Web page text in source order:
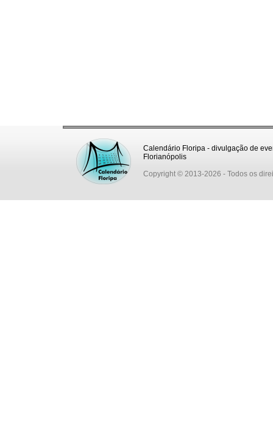
Calendário Floripa - divulgação de
Florianópolis
Copyright © 2013-2026 - Todos os